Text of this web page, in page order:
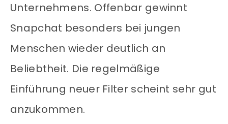
Unternehmens. Offenbar gewinnt
Snapchat besonders bei jungen
Menschen wieder deutlich an
Beliebtheit. Die regelmäßige
Einführung neuer Filter scheint sehr gut
anzukommen.